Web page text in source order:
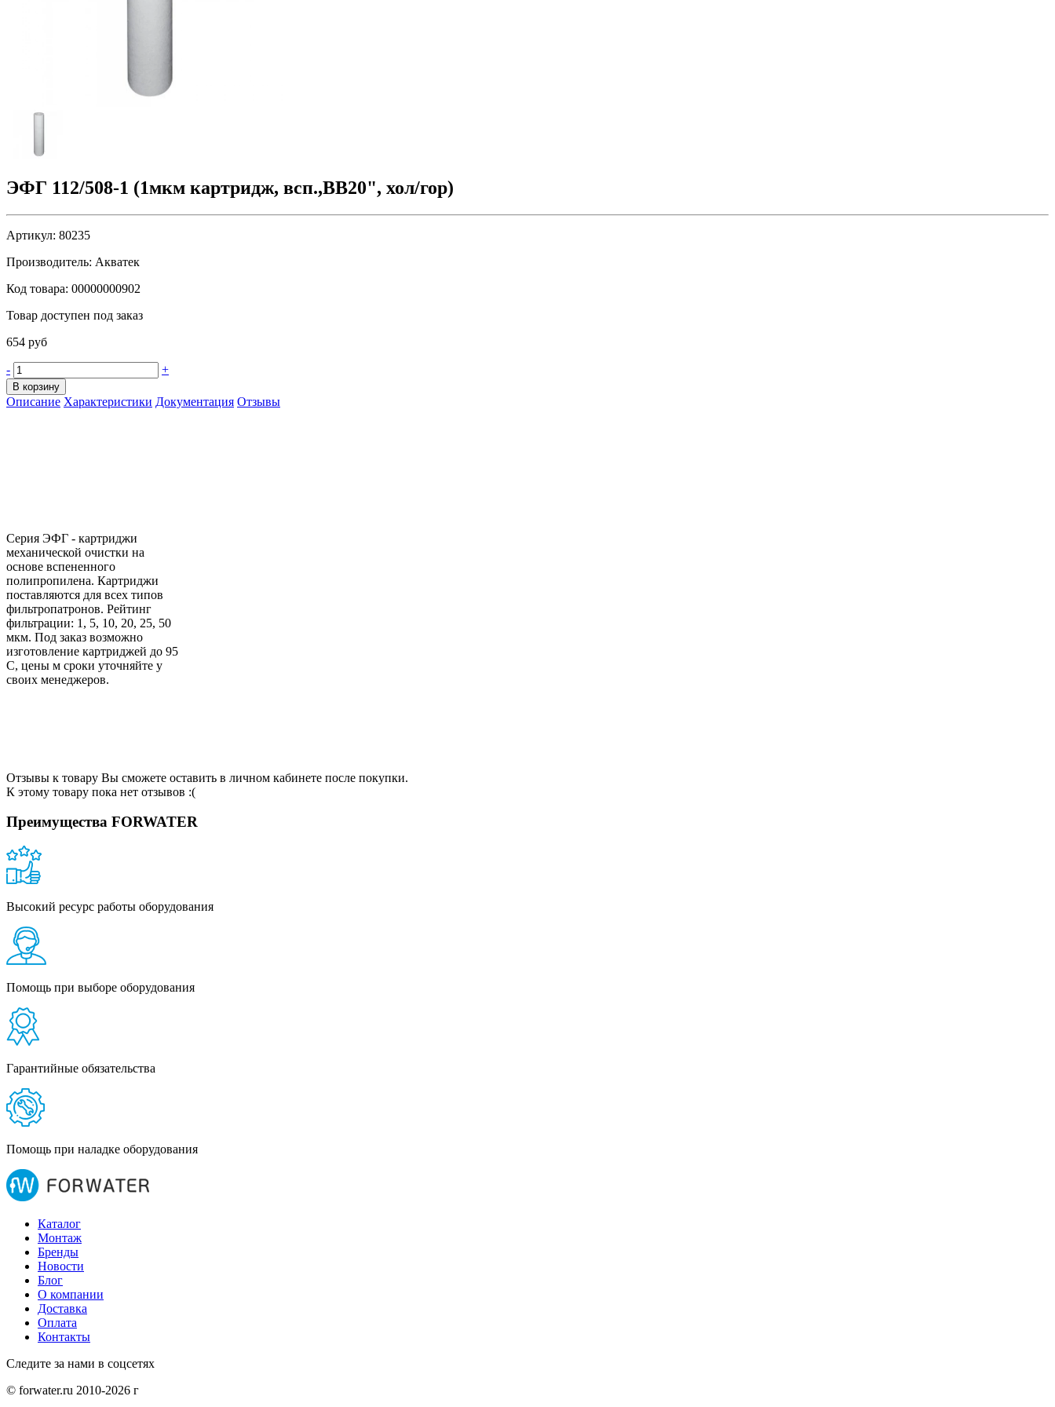
ЭФГ 112/508-1 (1мкм картридж, всп.,BB20", хол/гор)
Артикул: 80235
Производитель: Акватек
Код товара: 00000000902
Товар доступен под заказ
654 руб
- +
В корзину
Описание Характеристики Документация Отзывы
Cерия ЭФГ - картриджи
механической очистки на
основе вспененного
полипропилена. Картриджи
поставляются для всех типов
фильтропатронов. Рейтинг
фильтрации: 1, 5, 10, 20, 25, 50
мкм. Под заказ возможно
изготовление картриджей до 95
С, цены м сроки уточняйте у
своих менеджеров.
Отзывы к товару Вы сможете оставить в личном кабинете после покупки.
К этому товару пока нет отзывов :(
Преимущества FORWATER
Высокий ресурс работы оборудования
Помощь при выборе оборудования
Гарантийные обязательства
Помощь при наладке оборудования
Каталог
Монтаж
Бренды
Новости
Блог
О компании
Доставка
Оплата
Контакты
Следите за нами в соцсетях
© forwater.ru 2010-2026 г